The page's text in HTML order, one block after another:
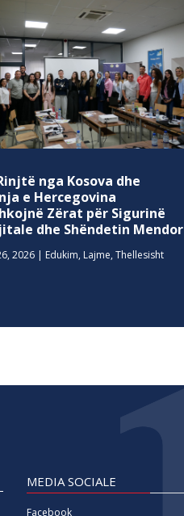
nga Kosova dhe
e Hercegovina
Zërat për Sigurinë
dhe Shëndetin Mendor
2026 | Edukim, Lajme,Thellesisht
MEDIA SOCIALE
Facebook